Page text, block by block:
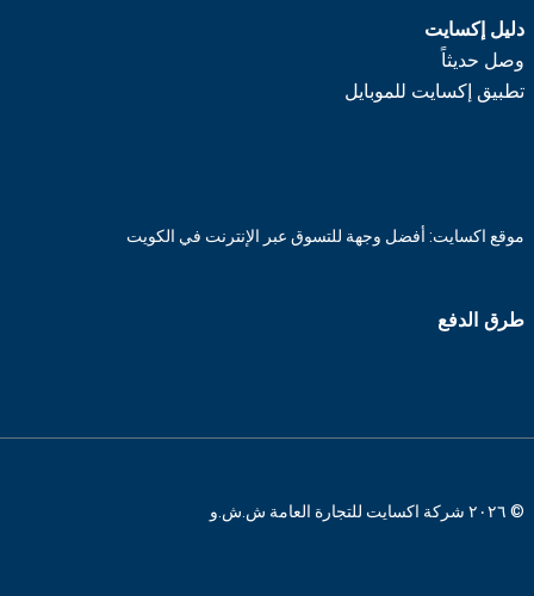
دليل إكسايت
وصل حديثاً
تطبيق إكسايت للموبايل
موقع اكسايت: أفضل وجهة للتسوق عبر الإنترنت في الكويت
طرق الدفع
© ٢٠٢٦ شركة اكسايت للتجارة العامة ش.ش.و